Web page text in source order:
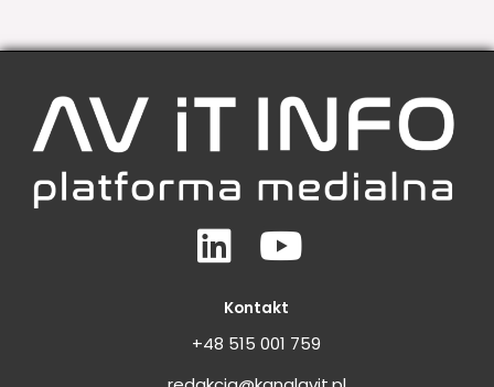
LinkedinYoutube
Kontakt
+48 515 001 759